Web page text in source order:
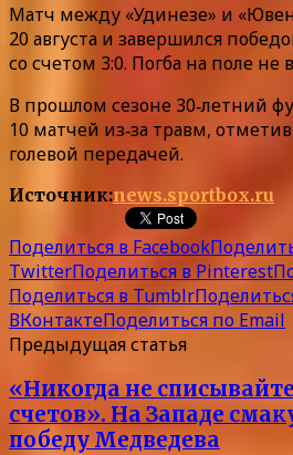
Матч между «Удинезе» и
20 августа и завершился
со счетом 3:0. Погба на поле не
В прошлом сезоне 30‑летний
10 матчей из‑за травм,
голевой передачей.
Источник:news.sportbox.ru
Поделиться в Facebook
TwitterПоделиться в Pinterest
Поделиться в Tumblr
ВКонтактеПоделиться по Email
Предыдущая статья
«Никогда не
счетов». На Западе
победу Медведева